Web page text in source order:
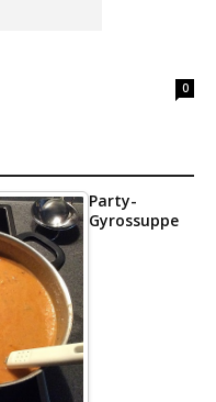
0
Party-
Gyrossuppe